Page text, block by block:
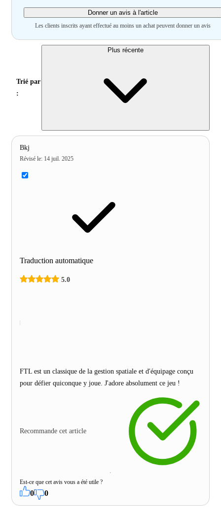
Donner un avis à l'article
Les clients inscrits ayant effectué au moins un achat peuvent donner un avis
Trié par
:
Plus récente
Bkj
Révisé le: 14 juil. 2025
Traduction automatique
5.0
FTL est un classique de la gestion spatiale et d'équipage conçu
pour défier quiconque y joue. J'adore absolument ce jeu !
Recommande cet article
Est-ce que cet avis vous a été utile ?
0 0